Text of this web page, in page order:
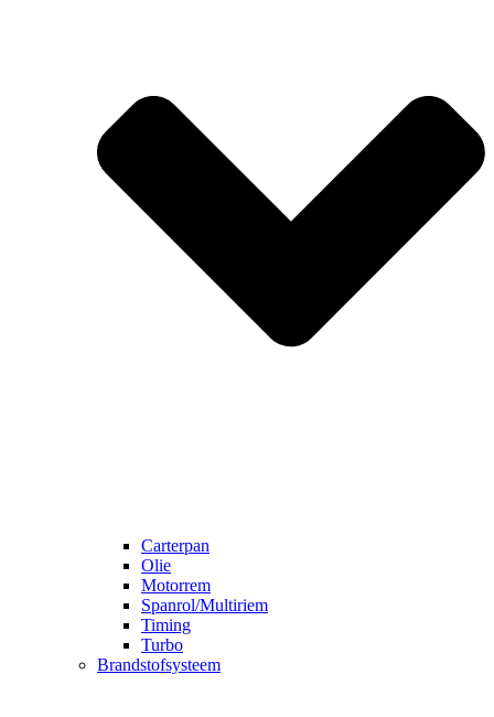
Carterpan
Olie
Motorrem
Spanrol/Multiriem
Timing
Turbo
Brandstofsysteem